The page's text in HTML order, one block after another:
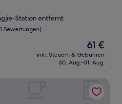
Station entfernt
Bewertungen)
Der
Preis
beträgt
61 €
inkl. Steuern & Gebühren
30. Aug.–31. Aug.